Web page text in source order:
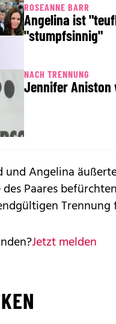
ROSEANNE BARR
Angelina ist
"stumpfsinnig"
NACH TRENNUNG
Jennifer Aniston
und Angelina
Paares
Jetzt melden